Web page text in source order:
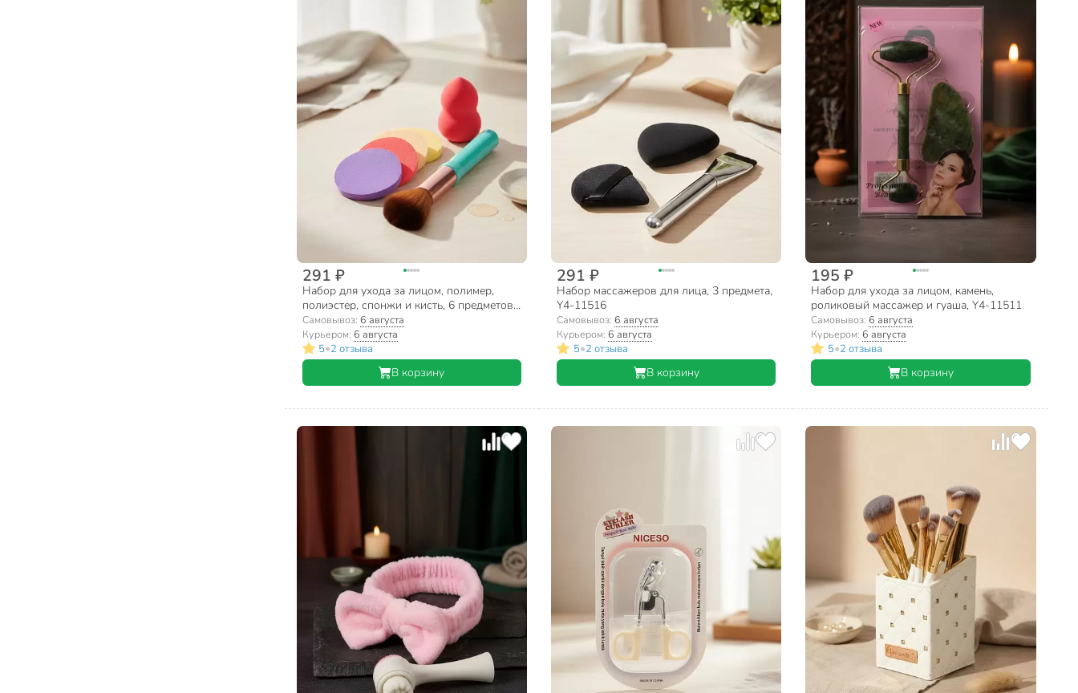
291 ₽
Набор для ухода за лицом, полимер,
полиэстер, спонжи и кисть, 6 предметов,
в ассортименте, Y4-11517
Самовывоз: 6 августа
Курьером: 6 августа
5•2 отзыва
В корзину
291 ₽
Набор массажеров для лица, 3 предмета,
Y4-11516
Самовывоз: 6 августа
Курьером: 6 августа
5•2 отзыва
В корзину
195 ₽
Набор для ухода за лицом, камень,
роликовый массажер и гуаша, Y4-11511
Самовывоз: 6 августа
Курьером: 6 августа
5•2 отзыва
В корзину